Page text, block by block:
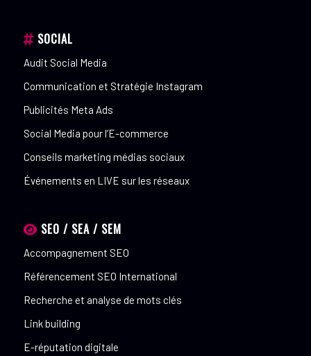
SOCIAL
Audit Social Media
Communication et Stratégie Instagram
Publicités Meta Ads
Social Media pour l’E-commerce
Conseils marketing médias sociaux
Événements en LIVE sur les réseaux
SEO / SEA / SEM
Accompagnement SEO
Référencement SEO International
Recherche et analyse de mots clés
Link building
E-réputation digitale